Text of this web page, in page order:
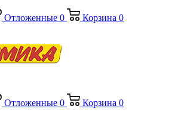
Отложенные 0 Корзина 0
Отложенные 0 Корзина 0